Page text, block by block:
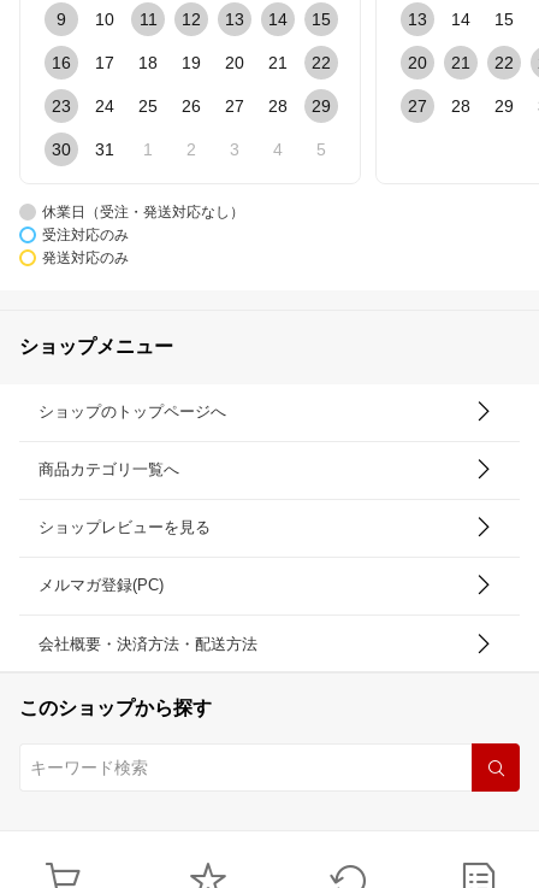
9 10 11 12 13 14 15
16 17 18 19 20 21 22
23 24 25 26 27 28 29
30 31 1 2 3 4 5
13 14 15
20 21 22
27 28 29
休業日（受注・発送対応なし）
受注対応のみ
発送対応のみ
ショップメニュー
ショップのトップページへ
商品カテゴリ一覧へ
ショップレビューを見る
メルマガ登録(PC)
会社概要・決済方法・配送方法
このショップから探す